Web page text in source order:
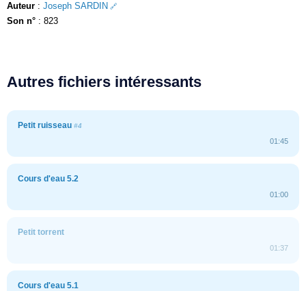
Auteur : Joseph SARDIN
Son n° : 823
Autres fichiers intéressants
Petit ruisseau #4
01:45
Cours d'eau 5.2
01:00
Petit torrent
01:37
Cours d'eau 5.1